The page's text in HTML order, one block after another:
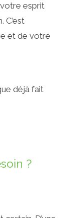
esprit
C’est
et de votre
déjà fait
?